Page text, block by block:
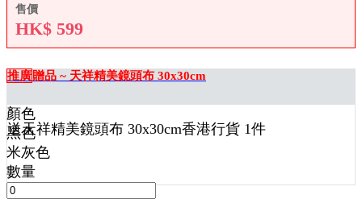
售價
HK$ 599
推廣贈品 ~ 天祥精美鏡頭布 30x30cm
送天祥精美鏡頭布 30x30cm香港行貨 1件
顏色
黑色
米灰色
數量